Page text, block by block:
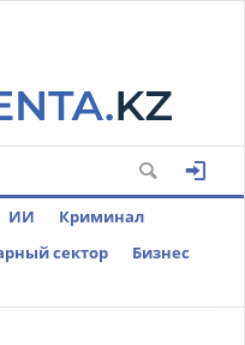
ИИ
Криминал
сектор
Бизнес